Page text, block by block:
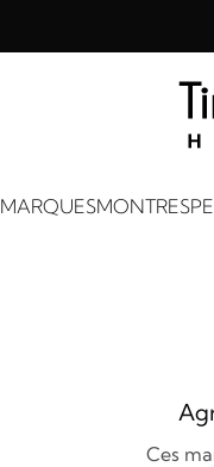
MARQUESMONTRES
Ces